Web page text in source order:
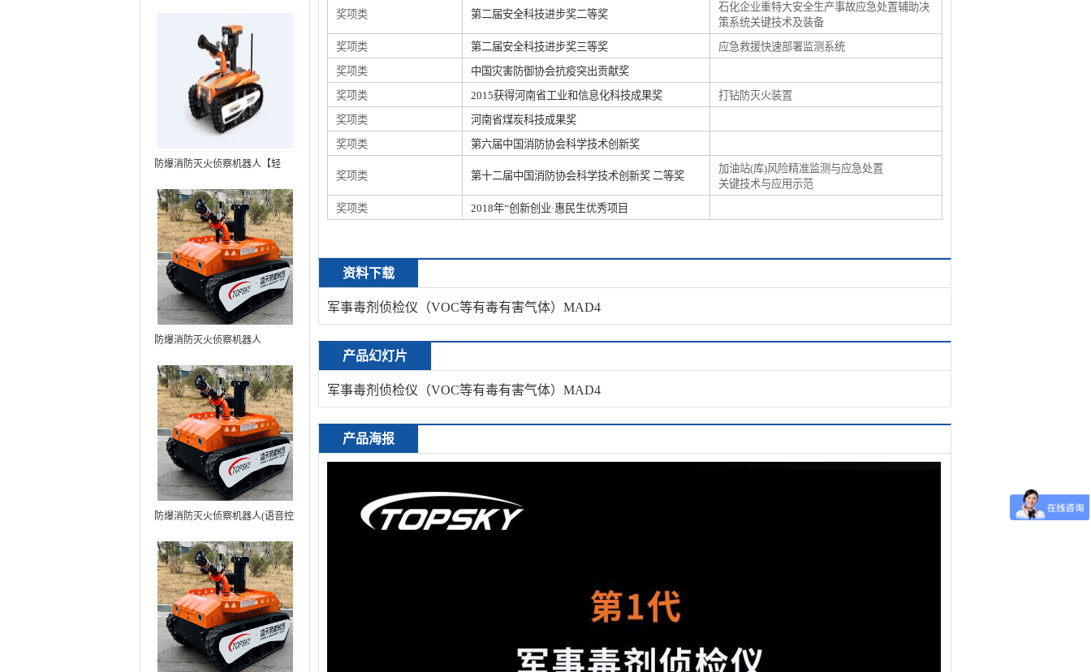
装置+语音控制+跟随功能+5G控
制+水炮跟踪火焰）RXR-
MC80BD（第8代）
防爆消防灭火侦察机器人【轻
装置+语音控制+跟随功能+5G控
制+水炮跟踪火焰+自主导航）
防爆消防灭火侦察机器人
防爆消防灭火侦察机器人(语音控
MC80BD（第6代）
奖项类 第二届安全科技进步奖二等奖
石化企业重特大安全生产事故应急处置辅助决
策系统关键技术及装备
奖项类
第二届安全科技进步奖三等奖
应急救援快速部署监测系统
奖项类
中国灾害防御协会抗疫突出贡献奖
奖项类
2015获得河南省工业和信息化科技成果奖
打钻防灭火装置
奖项类
河南省煤炭科技成果奖
奖项类
第六届中国消防协会科学技术创新奖
奖项类 第十二届中国消防协会科学技术创新奖 二等奖
加油站(库)风险精准监测与应急处置
关键技术与应用示范
奖项类
2018年“创新创业·惠民生优秀项目
资料下载
军事毒剂侦检仪（VOC等有毒有害气体）MAD4
产品幻灯片
军事毒剂侦检仪（VOC等有毒有害气体）MAD4
产品海报